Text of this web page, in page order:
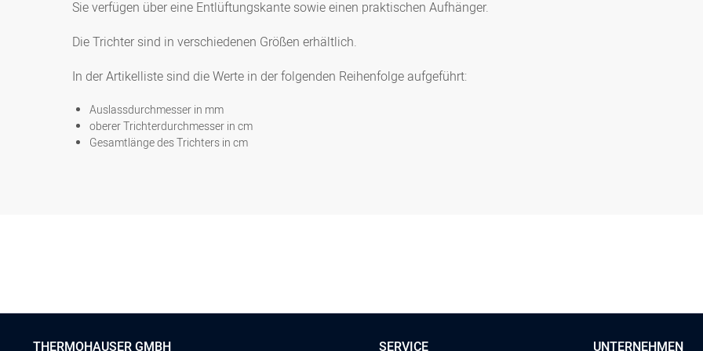
Sie verfügen über eine Entlüftungskante sowie einen praktischen Aufhänger.
Die Trichter sind in verschiedenen Größen erhältlich.
In der Artikelliste sind die Werte in der folgenden Reihenfolge aufgeführt:
Auslassdurchmesser in mm
oberer Trichterdurchmesser in cm
Gesamtlänge des Trichters in cm
THERMOHAUSER GMBH SERVICE UNTERNEHMEN